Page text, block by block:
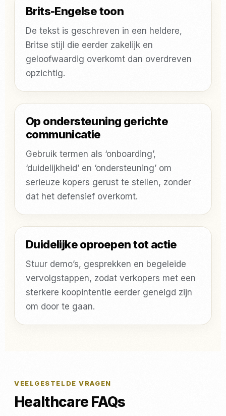
Brits-Engelse toon
De tekst is geschreven in een heldere,
Britse stijl die eerder zakelijk en
geloofwaardig overkomt dan overdreven
opzichtig.
Op ondersteuning gerichte
communicatie
Gebruik termen als ‘onboarding’,
‘duidelijkheid’ en ‘ondersteuning’ om
serieuze kopers gerust te stellen, zonder
dat het defensief overkomt.
Duidelijke oproepen tot actie
Stuur demo’s, gesprekken en begeleide
vervolgstappen, zodat verkopers met een
sterkere koopintentie eerder geneigd zijn
om door te gaan.
VEELGESTELDE VRAGEN
Healthcare FAQs